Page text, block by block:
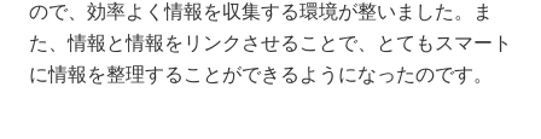
ので、効率よく情報を収集する環境が整いました。ま
た、情報と情報をリンクさせることで、とてもスマート
に情報を整理することができるようになったのです。